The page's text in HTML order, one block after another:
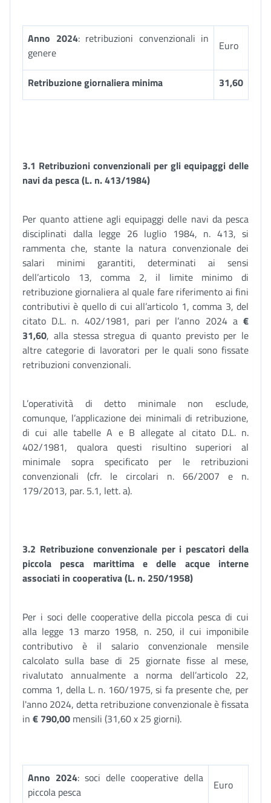
Anno 2024: retribuzioni convenzionali in
genere
Euro
Retribuzione giornaliera minima 31,60
3.1 Retribuzioni convenzionali per gli equipaggi delle
navi da pesca (L. n. 413/1984)
Per quanto attiene agli equipaggi delle navi da pesca
disciplinati dalla legge 26 luglio 1984, n. 413, si
rammenta che, stante la natura convenzionale dei
salari minimi garantiti, determinati ai sensi
dell’articolo 13, comma 2, il limite minimo di
retribuzione giornaliera al quale fare riferimento ai fini
contributivi è quello di cui all’articolo 1, comma 3, del
citato D.L. n. 402/1981, pari per l’anno 2024 a €
31,60, alla stessa stregua di quanto previsto per le
altre categorie di lavoratori per le quali sono fissate
retribuzioni convenzionali.
L’operatività di detto minimale non esclude,
comunque, l’applicazione dei minimali di retribuzione,
di cui alle tabelle A e B allegate al citato D.L. n.
402/1981, qualora questi risultino superiori al
minimale sopra specificato per le retribuzioni
convenzionali (cfr. le circolari n. 66/2007 e n.
179/2013, par. 5.1, lett. a).
3.2 Retribuzione convenzionale per i pescatori della
piccola pesca marittima e delle acque interne
associati in cooperativa (L. n. 250/1958)
Per i soci delle cooperative della piccola pesca di cui
alla legge 13 marzo 1958, n. 250, il cui imponibile
contributivo è il salario convenzionale mensile
calcolato sulla base di 25 giornate fisse al mese,
rivalutato annualmente a norma dell’articolo 22,
comma 1, della L. n. 160/1975, si fa presente che, per
l'anno 2024, detta retribuzione convenzionale è fissata
in € 790,00 mensili (31,60 x 25 giorni).
Anno 2024: soci delle cooperative della
piccola pesca
Euro